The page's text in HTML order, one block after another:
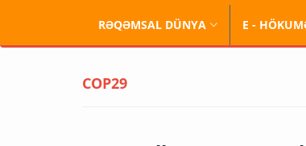
RƏQƏMSAL DÜNYA E -
COP29